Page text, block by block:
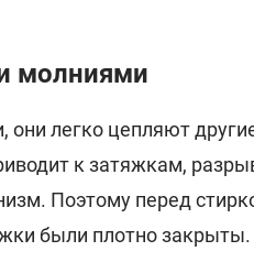
молниями
они легко цепляют
к затяжкам,
Поэтому перед
были плотно закрыты.